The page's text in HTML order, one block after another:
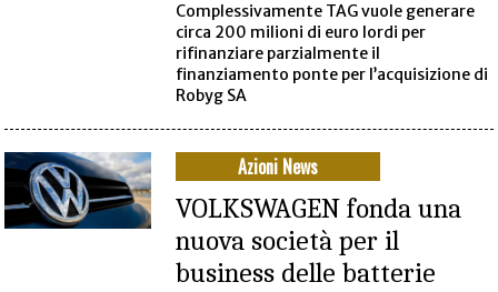
Complessivamente TAG vuole generare
circa 200 milioni di euro lordi per
rifinanziare parzialmente il
finanziamento ponte per l’acquisizione di
Robyg SA
Azioni News
VOLKSWAGEN fonda una
nuova società per il
business delle batterie